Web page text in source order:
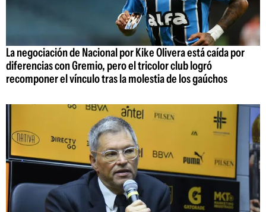
La negociación de Nacional por Kike Olivera está caída por
diferencias con Gremio, pero el tricolor club logró
recomponer el vínculo tras la molestia de los gaúchos